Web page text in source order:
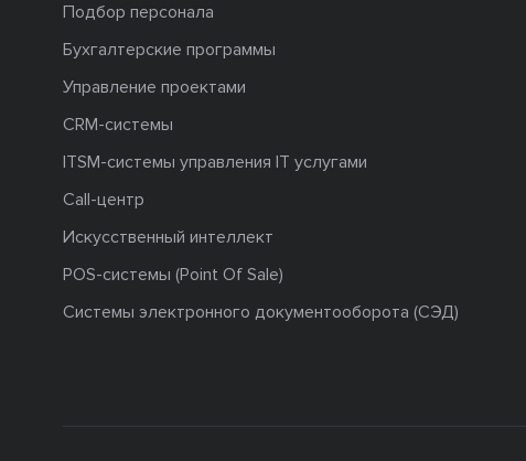
Подбор персонала
Бухгалтерские программы
Управление проектами
CRM-системы
ITSM-системы управления IT услугами
Call-центр
Искусственный интеллект
POS-системы (Point Of Sale)
Системы электронного документооборота (СЭД)